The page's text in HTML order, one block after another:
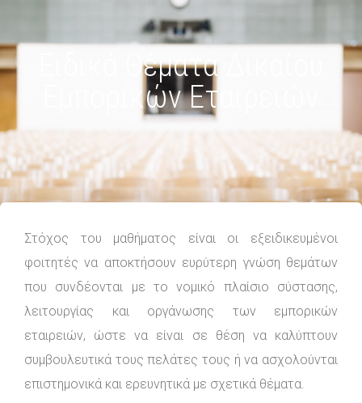
Ειδικά Θέματα Δικαίου
Εμπορικών Εταιρειών
Στόχος του μαθήματος είναι οι εξειδικευμένοι
φοιτητές να αποκτήσουν ευρύτερη γνώση θεμάτων
που συνδέονται με το νομικό πλαίσιο σύστασης,
λειτουργίας και οργάνωσης των εμπορικών
εταιρειών, ώστε να είναι σε θέση να καλύπτουν
συμβουλευτικά τους πελάτες τους ή να ασχολούνται
επιστημονικά και ερευνητικά με σχετικά θέματα.